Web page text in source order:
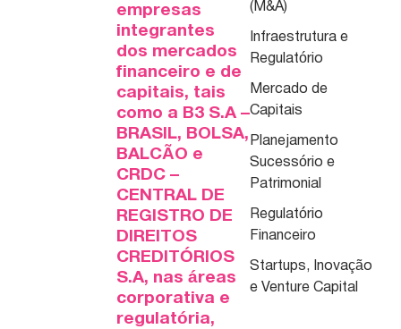
empresas
integrantes
dos mercados
financeiro e de
capitais, tais
como a B3 S.A –
BRASIL, BOLSA,
BALCÃO e
CRDC –
CENTRAL DE
REGISTRO DE
DIREITOS
CREDITÓRIOS
S.A, nas áreas
corporativa e
regulatória,
(M&A)
Infraestrutura e
Regulatório
Mercado de
Capitais
Planejamento
Sucessório e
Patrimonial
Regulatório
Financeiro
Startups, Inovação
e Venture Capital